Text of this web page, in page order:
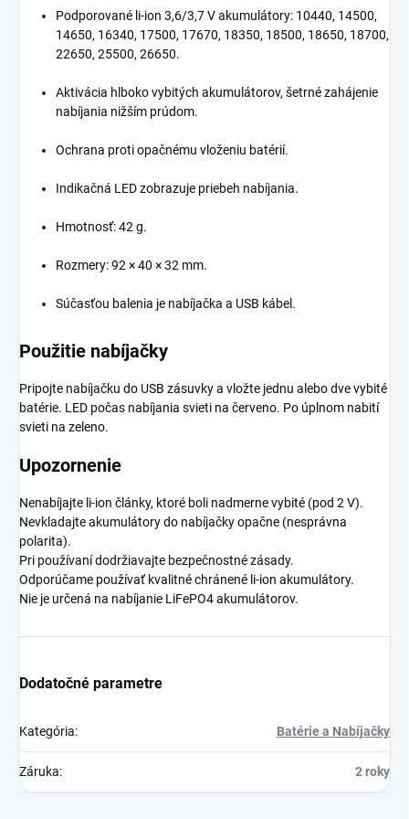
Podporované li-ion 3,6/3,7 V akumulátory: 10440, 14500,
14650, 16340, 17500, 17670, 18350, 18500, 18650, 18700,
22650, 25500, 26650.
Aktivácia hlboko vybitých akumulátorov, šetrné zahájenie
nabíjania nižším prúdom.
Ochrana proti opačnému vloženiu batérií.
Indikačná LED zobrazuje priebeh nabíjania.
Hmotnosť: 42 g.
Rozmery: 92 × 40 × 32 mm.
Súčasťou balenia je nabíjačka a USB kábel.
Použitie nabíjačky
Pripojte nabíjačku do USB zásuvky a vložte jednu alebo dve vybité
batérie. LED počas nabíjania svieti na červeno. Po úplnom nabití
svieti na zeleno.
Upozornenie
Nenabíjajte li-ion články, ktoré boli nadmerne vybité (pod 2 V).
Nevkladajte akumulátory do nabíjačky opačne (nesprávna
polarita).
Pri používaní dodržiavajte bezpečnostné zásady.
Odporúčame používať kvalitné chránené li-ion akumulátory.
Nie je určená na nabíjanie LiFePO4 akumulátorov.
Dodatočné parametre
Kategória: Batérie a Nabíjačky
Záruka: 2 roky